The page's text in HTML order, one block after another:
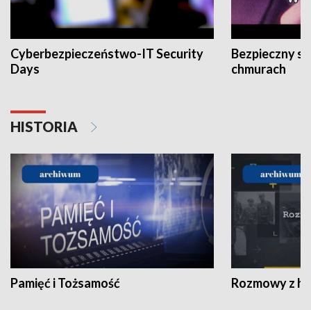
Cyberbezpieczeństwo-IT Security
Days
Bezpieczny
chmurach
HISTORIA
Pamięć i Tożsamość Rozmowy z